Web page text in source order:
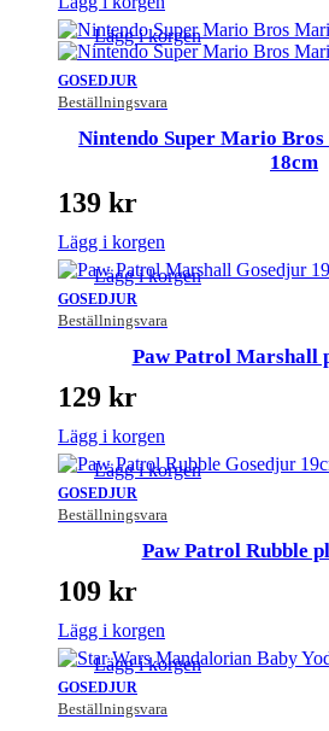
GOSEDJUR
Beställningsvara
Lägg i korgen
Nintendo Super Mario
18cm
139 kr
Lägg i korgen
GOSEDJUR
Beställningsvara
Lägg i korgen
Paw Patrol Marshall
129 kr
Lägg i korgen
GOSEDJUR
Beställningsvara
Lägg i korgen
Paw Patrol Rubble
109 kr
Lägg i korgen
GOSEDJUR
Beställningsvara
Lägg i korgen